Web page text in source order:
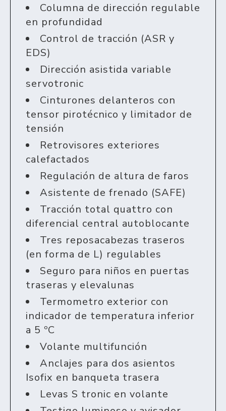
Columna de dirección regulable
en profundidad
Control de tracción (ASR y
EDS)
Dirección asistida variable
servotronic
Cinturones delanteros con
tensor pirotécnico y limitador de
tensión
Retrovisores exteriores
calefactados
Regulación de altura de faros
Asistente de frenado (SAFE)
Tracción total quattro con
diferencial central autoblocante
Tres reposacabezas traseros
(en forma de L) regulables
Seguro para niños en puertas
traseras y elevalunas
Termometro exterior con
indicador de temperatura inferior
a 5 ºC
Volante multifunción
Anclajes para dos asientos
Isofix en banqueta trasera
Levas S tronic en volante